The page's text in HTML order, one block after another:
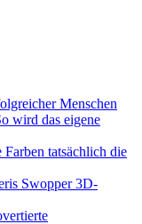
Menschen
wird das eigene
tatsächlich die
Swopper 3D-